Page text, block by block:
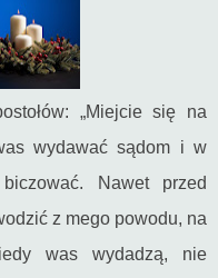
„Miejcie się na
wydawać sądom i w
Nawet przed
z mego powodu, na
was wydadzą, nie